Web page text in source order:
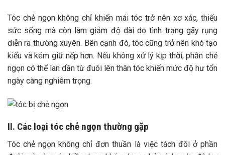
Tóc chẻ ngọn không chỉ khiến mái tóc trở nên xơ xác, thiếu
sức sống mà còn làm giảm độ dài do tình trạng gãy rụng
diễn ra thường xuyên. Bên cạnh đó, tóc cũng trở nên khó tạo
kiểu và kém giữ nếp hơn. Nếu không xử lý kịp thời, phần chẻ
ngọn có thể lan dần từ đuôi lên thân tóc khiến mức độ hư tổn
ngày càng nghiêm trọng.
II. Các loại tóc chẻ ngọn thường gặp
Tóc chẻ ngọn không chỉ đơn thuần là việc tách đôi ở phần